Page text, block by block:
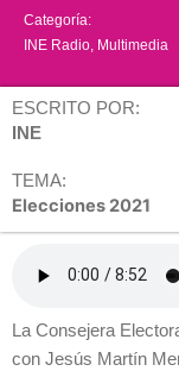
Categoría:
INE Radio Multimedia
ESCRITO POR:
INE
TEMA:
Elecciones 2021
La Consejera
con Jesús Martín